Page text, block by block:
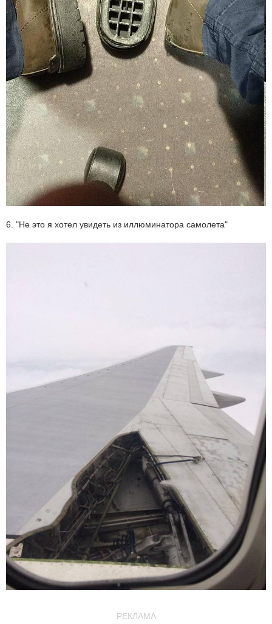
6. "Не это я хотел увидеть из иллюминатора самолета"
РЕКЛАМА